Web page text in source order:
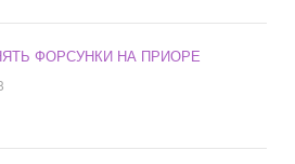
ФОРСУНКИ НА ПРИОРЕ